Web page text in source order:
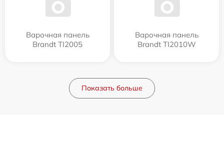
Варочная панель
Brandt TI2005
Варочная панель
Brandt TI2010W
Показать больше